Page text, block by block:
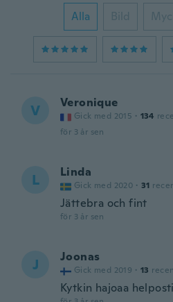
Alla Bild
V Veronique
Gick med 2015 · 134
för 3 år sen
L Linda
Gick med 2020 · 31
Jättebra och fint
för 3 år sen
J Joonas
Gick med 2019 · 13
Kytkin hajoaa helposti